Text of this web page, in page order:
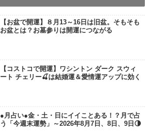
【お盆で開運】８月13～16日は旧盆。そもそも
お盆とは？お墓参りは開運につながる
【コストコで開運】ワシントン ダーク スウィ
ート チェリー🍒は結婚運＆愛情運アップに効く
●月占い●金・土・日にイイことある！？月で占
う「今週末運勢」～2026年8月7日、8日、9日🌗